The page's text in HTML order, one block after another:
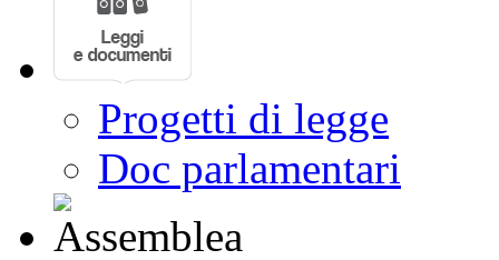
Progetti di legge
Doc parlamentari